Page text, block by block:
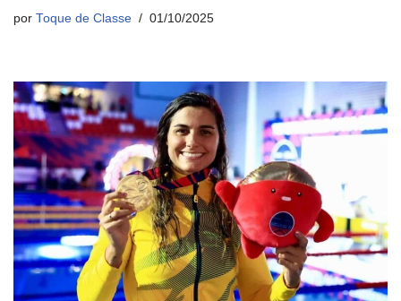
por Toque de Classe 01/10/2025